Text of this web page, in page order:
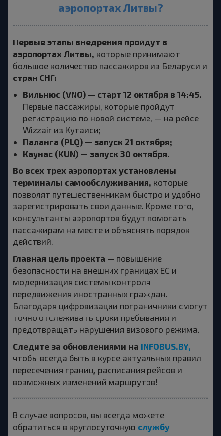
аэропортах Литвы?
Первые этапы внедрения пройдут в
аэропортах Литвы, которые принимают
большое количество пассажиров из Беларуси и
стран СНГ:
Вильнюс (VNO) — старт 12 октября в 14:45.
Первые пассажиры, которые пройдут
регистрацию по новой системе, — на рейсе
Wizzair из Кутаиси;
Паланга (PLQ) — запуск 21 октября;
Каунас (KUN) — запуск 30 октября.
Во всех трех аэропортах установлены
терминалы самообслуживания, которые
позволят путешественникам быстро и удобно
зарегистрировать свои данные. Кроме того,
консультанты аэропортов будут помогать
пассажирам на месте и объяснять порядок
действий.
Главная цель проекта — повышение
безопасности на внешних границах ЕС и
модернизация системы контроля
передвижения иностранных граждан.
Благодаря цифровизации пограничники смогут
точно отслеживать сроки пребывания и
предотвращать нарушения визового режима.
Следите за обновлениями на INFOBUS.BY,
чтобы всегда быть в курсе актуальных правил
пересечения границ, расписания рейсов и
возможных изменений маршрутов!
В случае вопросов, вы всегда можете
обратиться в круглосуточную службу